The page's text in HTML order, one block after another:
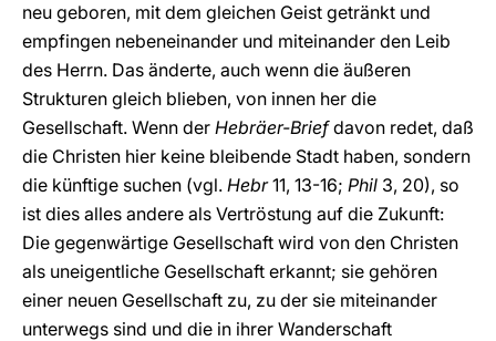
neu geboren, mit dem gleichen Geist getränkt und
empfingen nebeneinander und miteinander den Leib
des Herrn. Das änderte, auch wenn die äußeren
Strukturen gleich blieben, von innen her die
Gesellschaft. Wenn der Hebräer-Briefdavon redet, daß
die Christen hier keine bleibende Stadt haben, sondern
die künftige suchen (vgl. Hebr11, 13-16; Phil 3, 20), so
ist dies alles andere als Vertröstung auf die Zukunft:
Die gegenwärtige Gesellschaft wird von den Christen
als uneigentliche Gesellschaft erkannt; sie gehören
einer neuen Gesellschaft zu, zu der sie miteinander
unterwegs sind und die in ihrer Wanderschaft